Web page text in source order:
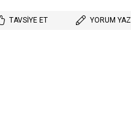
TAVSIYE ET YORUM YAZ